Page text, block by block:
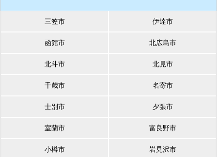
三笠市 伊達市
函館市 北広島市
北斗市 北見市
千歳市 名寄市
士別市 夕張市
室蘭市 富良野市
小樽市 岩見沢市